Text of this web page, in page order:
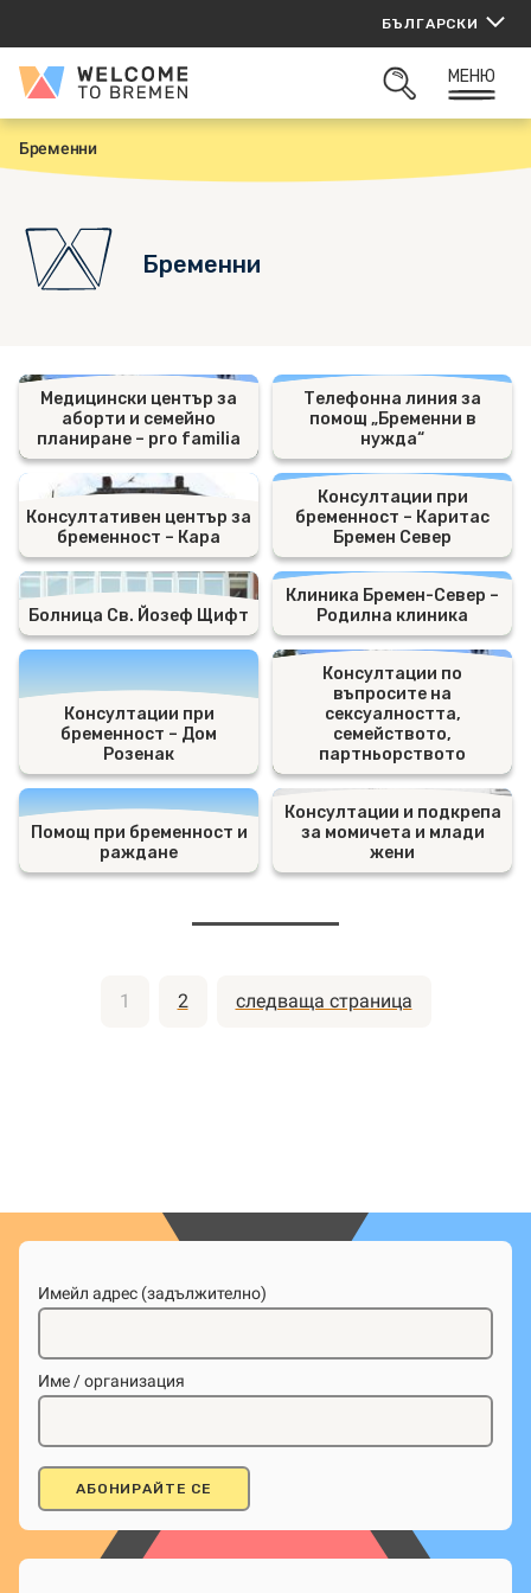
съдържанието
БЪЛГАРСКИ
Welcome
ОТВОРИ
МЕНЮ
Н
а
л
Бременни
Бременни
Медицински център за
аборти и семейно
планиране – pro familia
Телефонна линия за
помощ „Бременни в
нужда“
Консултативен център за
бременност – Кара
Консултации при
бременност – Каритас
Бремен Север
Болница Св. Йозеф Щифт
Клиника Бремен-Север –
Родилна клиника
Консултации при
бременност – Дом
Розенак
Консултации по
въпросите на
сексуалността,
семейството,
партньорството
Помощ при бременност и
раждане
Консултации и подкрепа
за момичета и млади
жени
на
1 2 следваща страница
Имейл адрес (задължително)
Име / организация